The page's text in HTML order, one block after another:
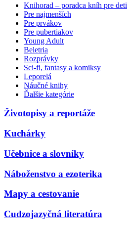
Knihorad – poradca kníh pre deti
Pre najmenších
Pre prvákov
Pre pubertiakov
Young Adult
Beletria
Rozprávky
Sci-fi, fantasy a komiksy
Leporelá
Náučné knihy
Ďalšie kategórie
Životopisy a reportáže
Kuchárky
Učebnice a slovníky
Náboženstvo a ezoterika
Mapy a cestovanie
Cudzojazyčná literatúra